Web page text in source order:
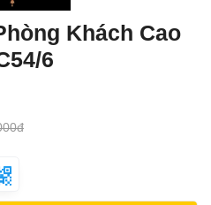
Khách Cao
6